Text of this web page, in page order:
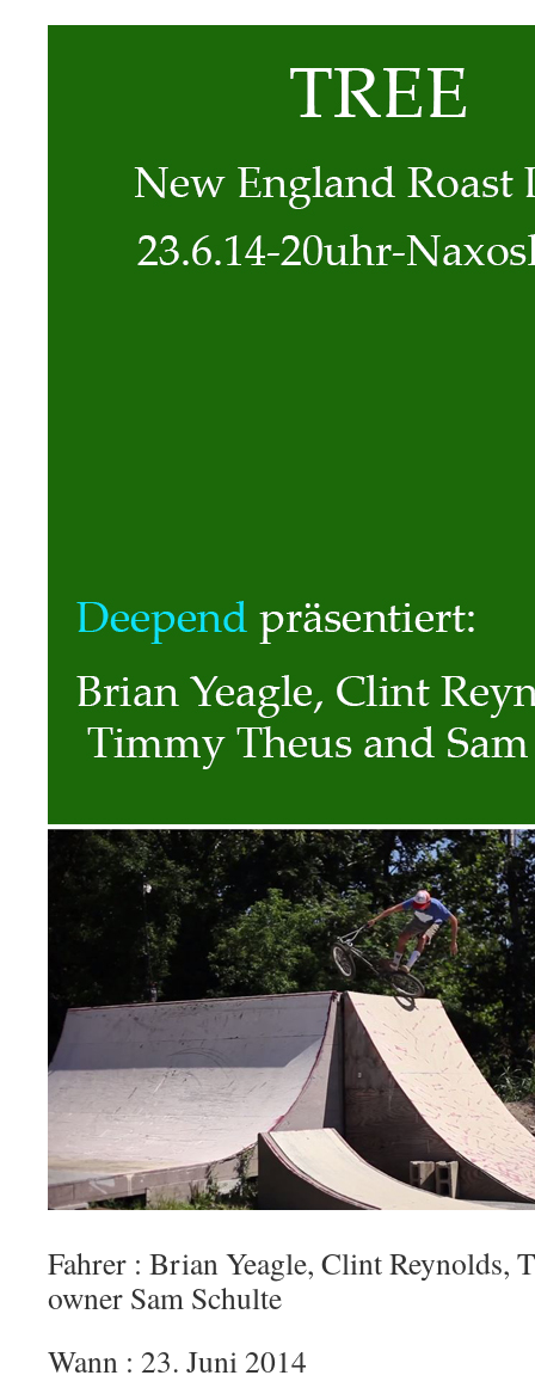
Fahrer : Brian Yeagle, Clint Reynolds,
owner Sam Schulte
Wann : 23. Juni 2014